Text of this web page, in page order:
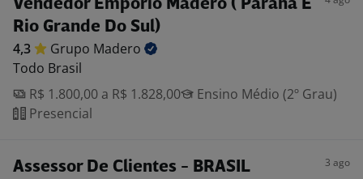
Vendedor Empório Madero ( Paraná E
Rio Grande Do Sul)
4,3 Grupo Madero
Todo Brasil
R$ 1.800,00 a R$ 1.828,00
Ensino Médio (2º Grau)
Presencial
Assessor De Clientes - BRASIL 3 ago